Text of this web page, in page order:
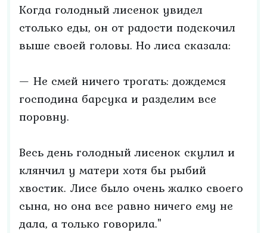
Когда голодный лисенок увидел
столько еды, он от радости подскочил
выше своей головы. Но лиса сказала:
— Не смей ничего трогать: дождемся
господина барсука и разделим все
поровну.
Весь день голодный лисенок скулил и
клянчил у матери хотя бы рыбий
хвостик. Лисе было очень жалко своего
сына, но она все равно ничего ему не
дала, а только говорила."